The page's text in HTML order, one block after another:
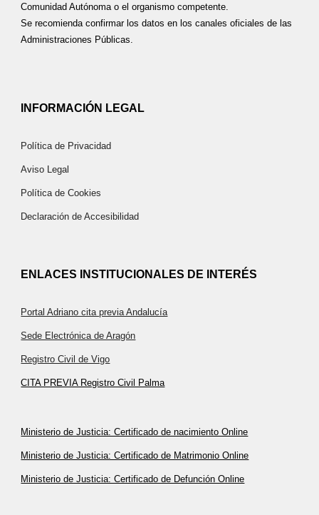
Comunidad Autónoma o el organismo competente.
Se recomienda confirmar los datos en los canales oficiales de las
Administraciones Públicas.
INFORMACIÓN LEGAL
Política de Privacidad
Aviso Legal
Política de Cookies
Declaración de Accesibilidad
ENLACES INSTITUCIONALES DE INTERÉS
Portal Adriano cita previa Andalucía
Sede Electrónica de Aragón
Registro Civil de Vigo
CITA PREVIA Registro Civil Palma
Ministerio de Justicia: Certificado de nacimiento Online
Ministerio de Justicia: Certificado de Matrimonio Online
Ministerio de Justicia: Certificado de Defunción Online